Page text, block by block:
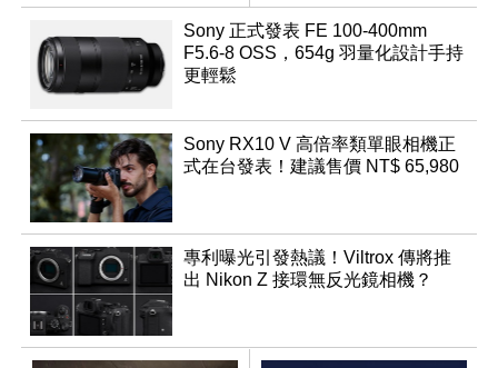
幻規格
Sony 正式發表 FE 100-400mm
F5.6-8 OSS，654g 羽量化設計手持
更輕鬆
Sony RX10 V 高倍率類單眼相機正
式在台發表！建議售價 NT$ 65,980
專利曝光引發熱議！Viltrox 傳將推
出 Nikon Z 接環無反光鏡相機？